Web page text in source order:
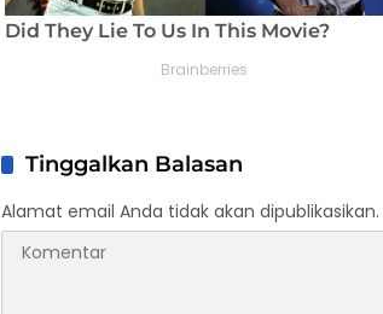
Tinggalkan Balasan
Alamat email Anda tidak akan dipublikasikan.